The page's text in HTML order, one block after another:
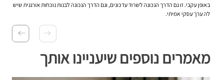
באופן עקבי. זו גם הדרך הנכונה לשרוד עדכונים, וגם הדרך הנכונה לבנות נוכחות אורגנית שיש
לה ערך עסקי אמיתי.
מאמרים נוספים שיעניינו אותך